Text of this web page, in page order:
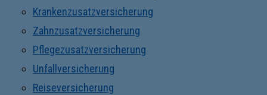
Krankenzusatzversicherung
Zahnzusatzversicherung
Pflegezusatzversicherung
Unfallversicherung
Reiseversicherung